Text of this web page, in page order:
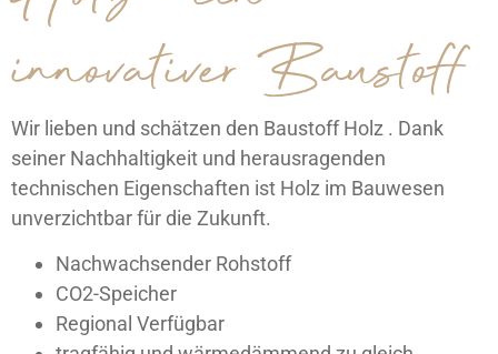
innovativer Baustoff
Wir lieben und schätzen den Baustoff Holz . Dank
seiner Nachhaltigkeit und herausragenden
technischen Eigenschaften ist Holz im Bauwesen
unverzichtbar für die Zukunft.
Nachwachsender Rohstoff
CO2-Speicher
Regional Verfügbar